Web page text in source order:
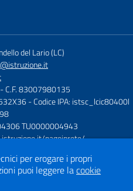
del Lario (LC)
- C.F. 83007980135
- Codice IPA: istsc_lcic80400l
TU0000004943
pagoinrete/
& Design by
Designers Italia
per erogare i propri
puoi leggere lacookie